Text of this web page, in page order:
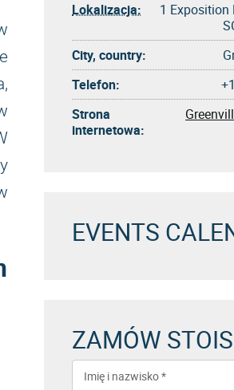
Lokalizacja:
1 Exposition
City, country:
Telefon:
Strona
internetowa:
EVENTS
ZAMÓW